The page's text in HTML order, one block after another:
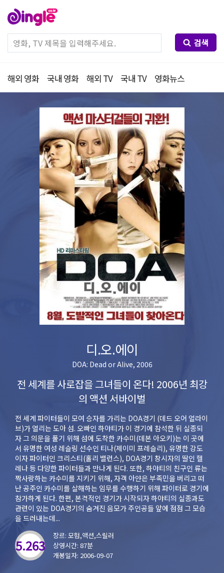
검색
해외 영화 국내 영화 해외 TV 국내 TV 영화뉴스
디.오.에이
DOA: Dead or Alive, 2006
전 세계를 사로잡을 그녀들이 온다! 2006년 최강
의 액션 서바이벌
전 세계 파이터들이 모여 승자를 가리는 DOA경기 (데드 오어 얼라이
브)가 열리는 도아 섬. 오빠인 하야티가 이 경기에 참석한 뒤 실종되
자 그 의문을 풀기 위해 섬에 도착한 카수미(데본 아오키)는 이 곳에
서 유명한 여성 레슬링 선수인 티나(제이미 프레슬리), 유명한 강도
이자 파이터인 크리스티(홀리 밸런스), DOA경기 창시자의 딸인 헬
레나 등 다양한 파이터들과 만나게 된다. 또한, 하야티의 친구인 류는
짝사랑하는 카수미를 지키기 위해, 자객 아얀은 부족민을 버리고 떠
난 공주인 카수미를 살해하는 임무를 수행하기 위해 파이터로 경기에
참가하게 된다. 한편, 본격적인 경기가 시작되자 하야티의 실종과도
관련이 있는 DOA경기의 숨겨진 음모가 주인공들 앞에 점점 그 모습
을 드러내는데...
5.263
장르: 모험,액션,스릴러
상영시간: 87분
개봉일자: 2006-09-07